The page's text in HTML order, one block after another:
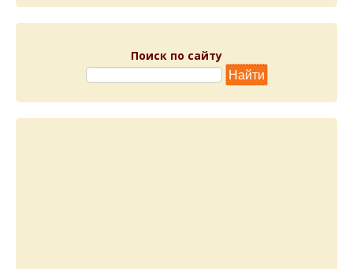
Поиск по сайту